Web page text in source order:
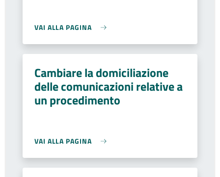
VAI ALLA PAGINA
Cambiare la domiciliazione
delle comunicazioni relative a
un procedimento
VAI ALLA PAGINA